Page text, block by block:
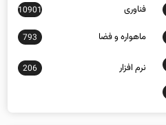
ماهواره و فضا 793
206